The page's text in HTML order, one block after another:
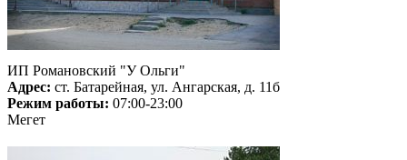
ИП Романовский "У Ольги"
Адрес: ст. Батарейная, ул. Ангарская, д. 11б
Режим работы: 07:00-23:00
Мегет